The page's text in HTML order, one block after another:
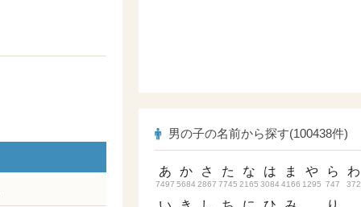
男の子の名前から探す(100438件)
あ
7497
か
5684
さ
2867
た
7745
な
2165
は
3084
ま
4166
や
1295
ら
747
わ
372